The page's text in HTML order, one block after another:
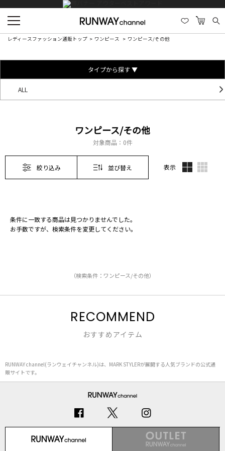
レディースファッション通販トップ ワンピース ワンピース/その他
タイプから探す ▼
ALL
ワンピース/その他
対象商品： 0件
絞り込み 並び替え 表示
条件に一致する商品は見つかりませんでした。
お手数ですが、検索条件を変更してください。
（検索条件：ワンピース/その他）
RECOMMEND
おすすめアイテム
RUNWAY channel(ランウェイチャンネル)は、MARK STYLERが展開する人気ブランドの公式通
販サイトです。